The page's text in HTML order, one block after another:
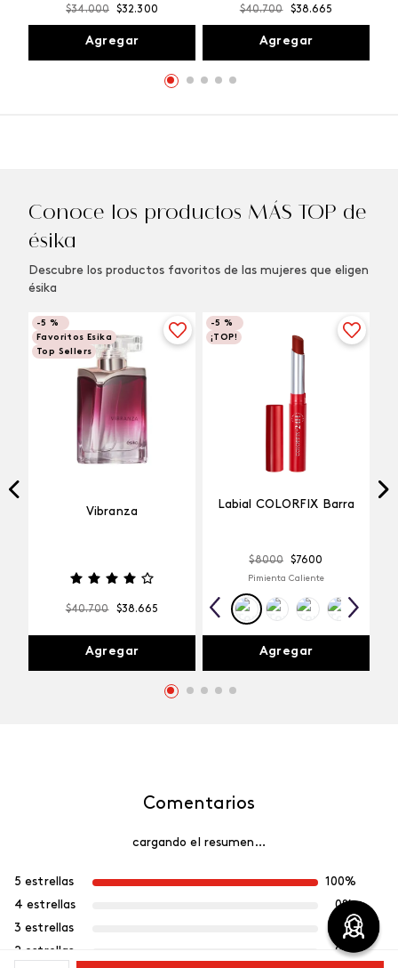
$34.000 $32.300
Agregar
$40.700 $38.665
Agregar
Conoce los productos MÁS TOP de
ésika
Descubre los productos favoritos de las mujeres que eligen
ésika
-5 %
Favoritos Esika
Top Sellers
Vibranza
$40.700 $38.665
Agregar
-5 %
¡TOP!
Labial COLORFIX Barra
$8000 $7600
Pimienta Caliente
Agregar
Comentarios
cargando el resumen…
5 estrellas
100%
4 estrellas
0%
3 estrellas
0%
2 estrellas
0%